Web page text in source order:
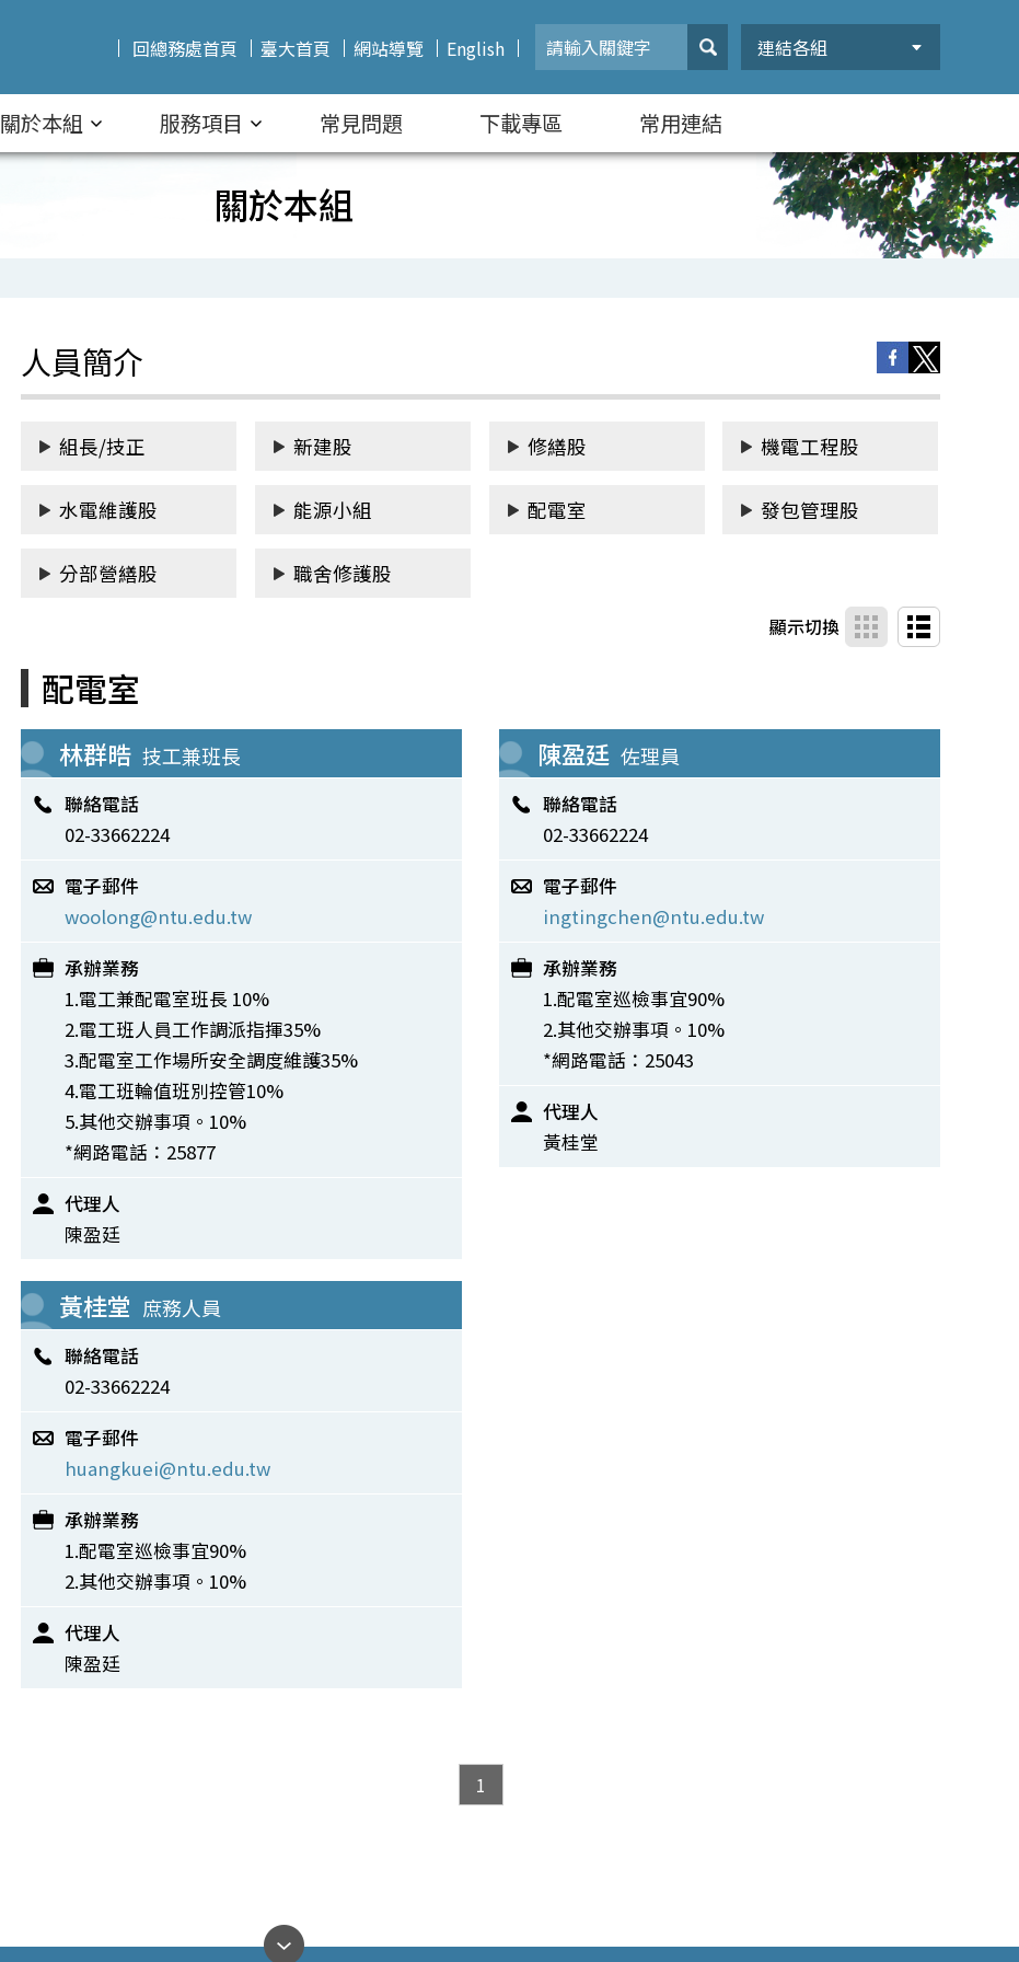
回總務處首頁
臺大首頁 網站導覽 English 連結各組
關於本組 服務項目 常見問題 下載專區 常用連結
關於本組
人員簡介
組長/技正 新建股 修繕股 機電工程股
水電維護股 能源小組 配電室 發包管理股
分部營繕股 職舍修護股
顯示切換
配電室
林群晧 技工兼班長
聯絡電話
02-33662224
電子郵件
woolong@ntu.edu.tw
承辦業務
1.電工兼配電室班長 10%
2.電工班人員工作調派指揮35%
3.配電室工作場所安全調度維護35%
4.電工班輪值班別控管10%
5.其他交辦事項。10%
*網路電話：25877
代理人
陳盈廷
陳盈廷 佐理員
聯絡電話
02-33662224
電子郵件
ingtingchen@ntu.edu.tw
承辦業務
1.配電室巡檢事宜90%
2.其他交辦事項。10%
*網路電話：25043
代理人
黃桂堂
黃桂堂 庶務人員
聯絡電話
02-33662224
電子郵件
huangkuei@ntu.edu.tw
承辦業務
1.配電室巡檢事宜90%
2.其他交辦事項。10%
代理人
陳盈廷
1